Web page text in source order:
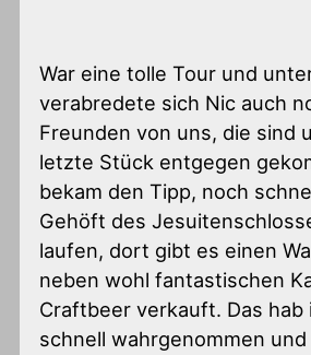
War eine tolle Tour und
verabredete sich Nic auch
Freunden von uns, die sind
letzte Stück entgegen
bekam den Tipp, noch
Gehöft des
laufen, dort gibt es einen
neben wohl fantastischen
Craftbeer verkauft. Das hab
schnell wahrgenommen